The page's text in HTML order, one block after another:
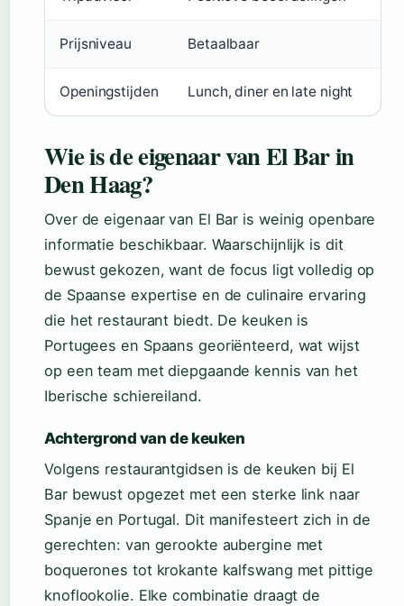
Prijsniveau Betaalbaar
Openingstijden Lunch, diner en late night
Wie is de eigenaar van El Bar in
Den Haag?
Over de eigenaar van El Bar is weinig openbare
informatie beschikbaar. Waarschijnlijk is dit
bewust gekozen, want de focus ligt volledig op
de Spaanse expertise en de culinaire ervaring
die het restaurant biedt. De keuken is
Portugees en Spaans georiënteerd, wat wijst
op een team met diepgaande kennis van het
Iberische schiereiland.
Achtergrond van de keuken
Volgens restaurantgidsen is de keuken bij El
Bar bewust opgezet met een sterke link naar
Spanje en Portugal. Dit manifesteert zich in de
gerechten: van gerookte aubergine met
boquerones tot krokante kalfswang met pittige
knoflookolie. Elke combinatie draagt de